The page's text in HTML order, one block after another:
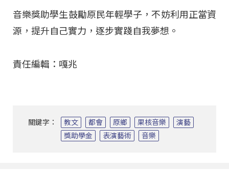
音樂獎助學生鼓勵原民年輕學子，不妨利用正當資
源，提升自己實力，逐步實踐自我夢想。
責任編輯：嘎兆
關鍵字： 教文 都會 原鄉 果核音樂
演藝
獎助學金
表演藝術 音樂